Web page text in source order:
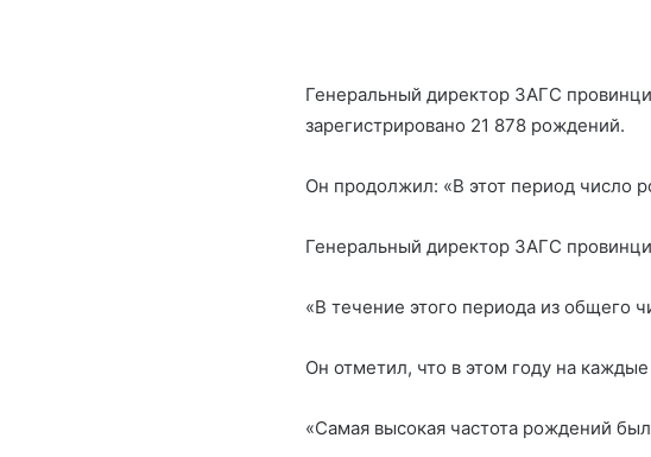
Генеральный директор ЗАГС
зарегистрировано 21 878 рождений.
Он продолжил: «В этот период число
Генеральный директор ЗАГС
«В течение этого периода из общего
Он отметил, что в этом году на
«Самая высокая частота рождений